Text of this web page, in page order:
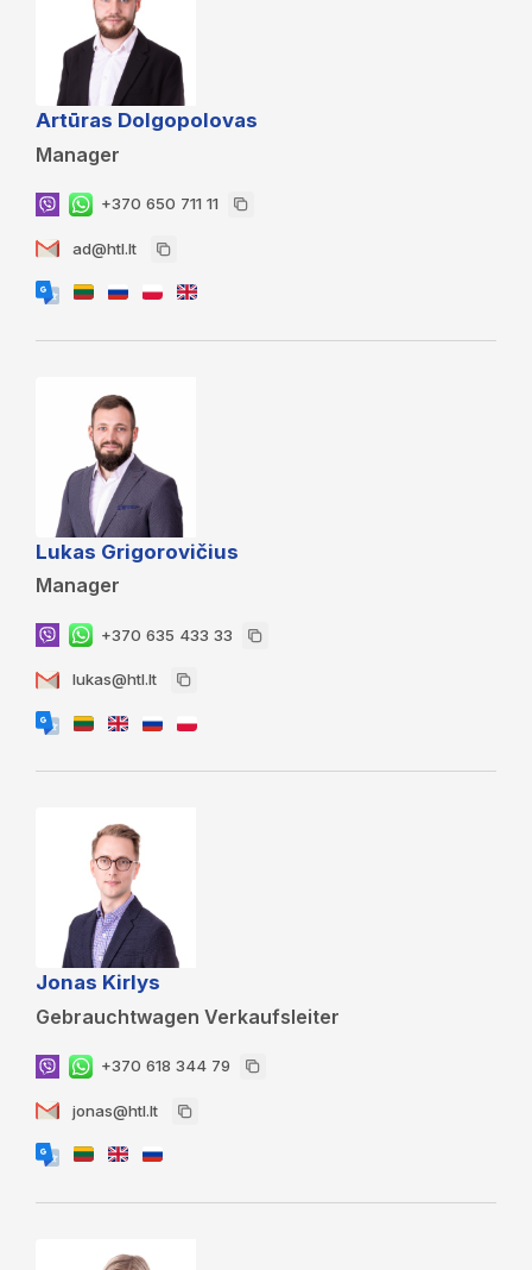
Artūras Dolgopolovas
Manager
+370 650 711 11
ad@htl.lt
Lukas Grigorovičius
Manager
+370 635 433 33
lukas@htl.lt
Jonas Kirlys
Gebrauchtwagen Verkaufsleiter
+370 618 344 79
jonas@htl.lt